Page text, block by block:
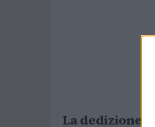
La dedizione